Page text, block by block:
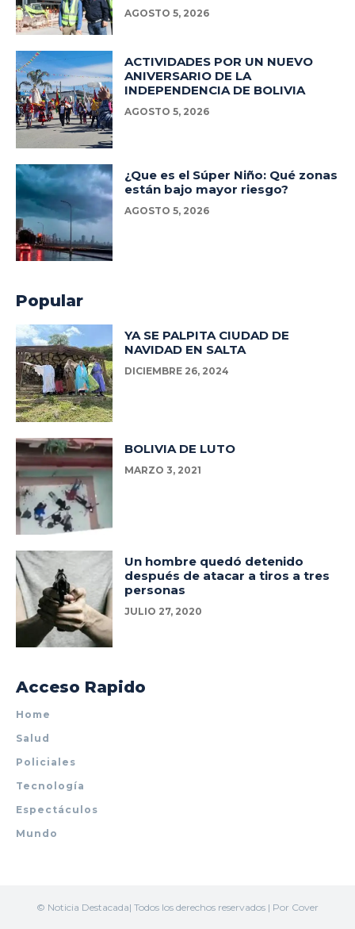
AGOSTO 5, 2026
ACTIVIDADES POR UN NUEVO
ANIVERSARIO DE LA
INDEPENDENCIA DE BOLIVIA
AGOSTO 5, 2026
¿Que es el Súper Niño: Qué zonas
están bajo mayor riesgo?
AGOSTO 5, 2026
Popular
YA SE PALPITA CIUDAD DE
NAVIDAD EN SALTA
DICIEMBRE 26, 2024
BOLIVIA DE LUTO
MARZO 3, 2021
Un hombre quedó detenido
después de atacar a tiros a tres
personas
JULIO 27, 2020
Acceso Rapido
Home
Salud
Policiales
Tecnología
Espectáculos
Mundo
© Noticia Destacada| Todos los derechos reservados | Por Cover